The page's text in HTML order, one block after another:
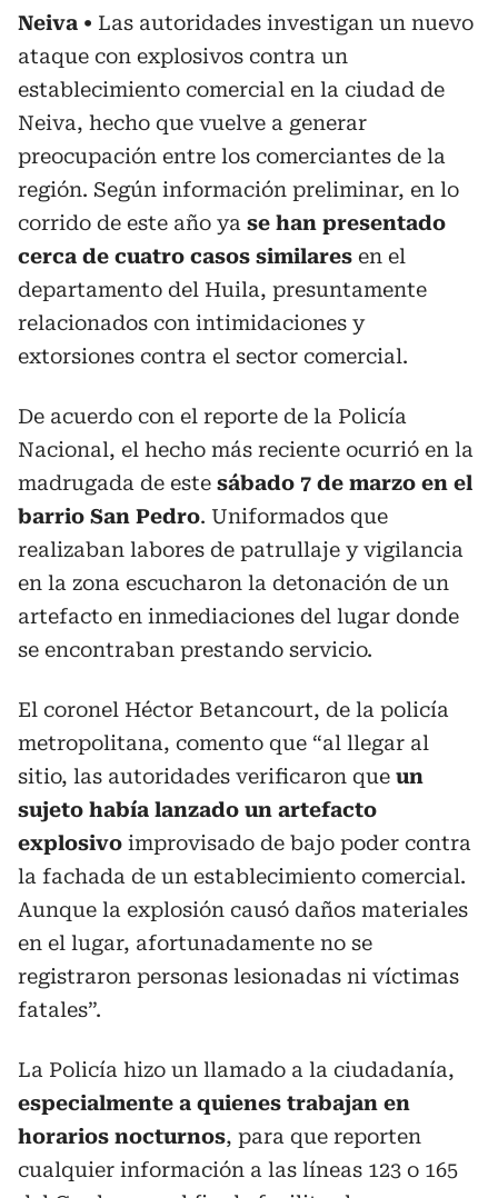
Neiva
Las autoridades investigan un nuevo
ataque con explosivos contra un
establecimiento comercial en la ciudad de
Neiva, hecho que vuelve a generar
preocupación entre los comerciantes de la
región. Según información preliminar, en lo
corrido de este año ya se han presentado
cerca de cuatro casos similares en el
departamento del Huila, presuntamente
relacionados con intimidaciones y
extorsiones contra el sector comercial.
De acuerdo con el reporte de la Policía
Nacional, el hecho más reciente ocurrió en la
madrugada de este sábado 7 de marzo en el
barrio San Pedro. Uniformados que
realizaban labores de patrullaje y vigilancia
en la zona escucharon la detonación de un
artefacto en inmediaciones del lugar donde
se encontraban prestando servicio.
El coronel Héctor Betancourt, de la policía
metropolitana, comento que “al llegar al
sitio, las autoridades verificaron que un
sujeto había lanzado un artefacto
explosivo improvisado de bajo poder contra
la fachada de un establecimiento comercial.
Aunque la explosión causó daños materiales
en el lugar, afortunadamente no se
registraron personas lesionadas ni víctimas
fatales”.
La Policía hizo un llamado a la ciudadanía,
especialmente a quienes trabajan en
horarios nocturnos, para que reporten
cualquier información a las líneas 123 o 165